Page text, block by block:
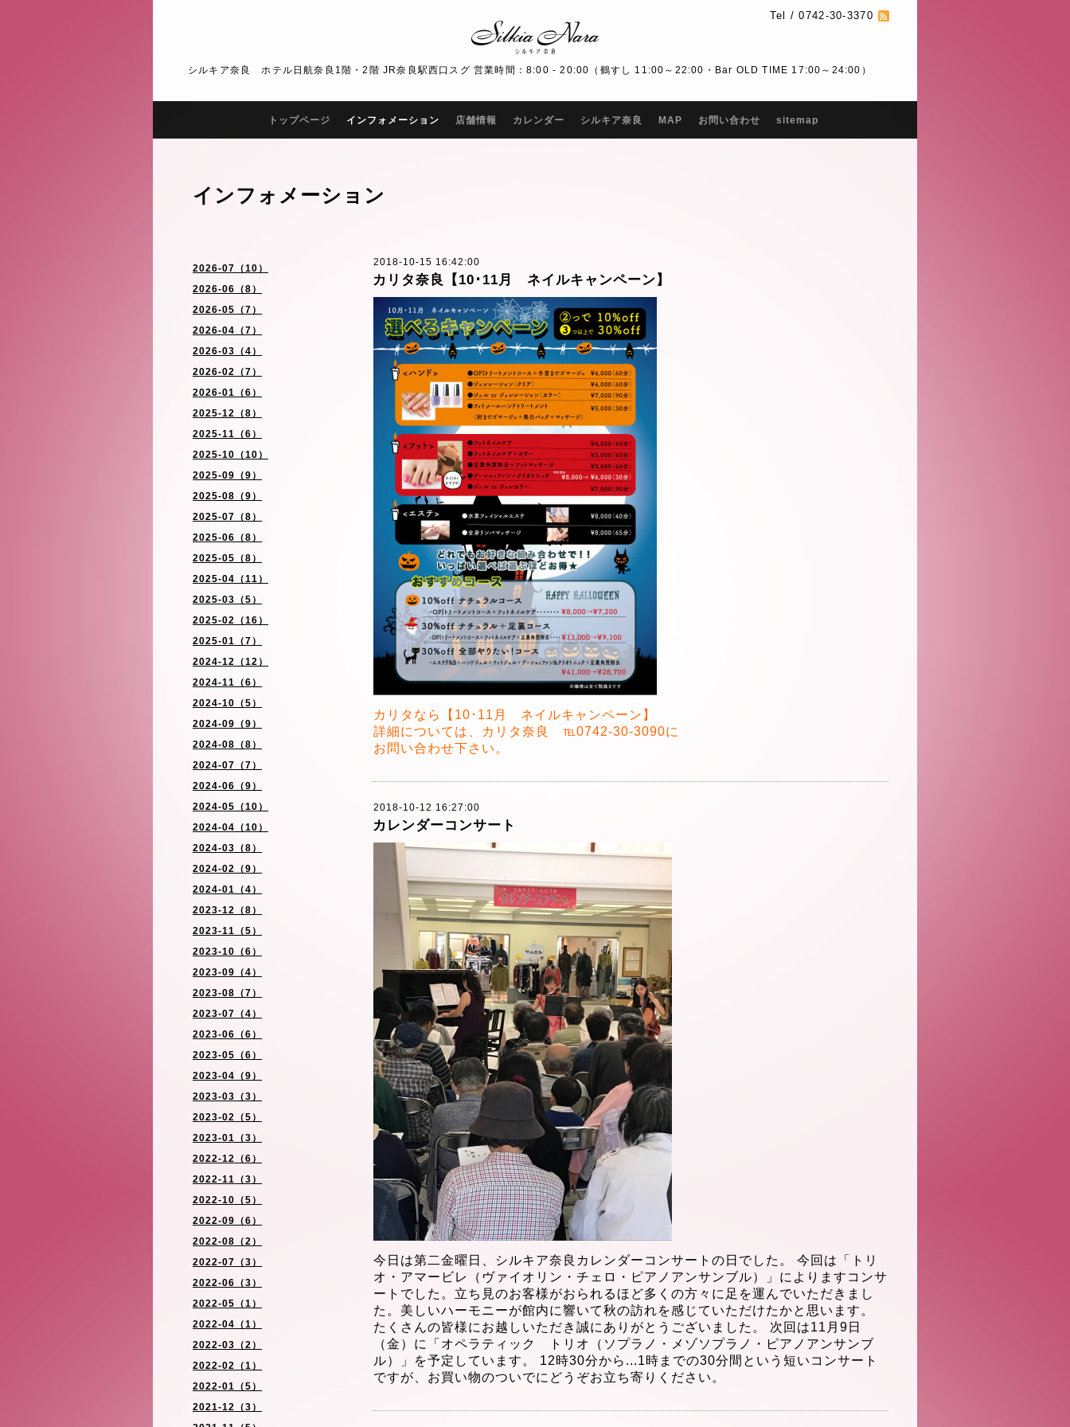
Tel / 0742-30-3370
シルキア奈良 ホテル日航奈良1階・2階 JR奈良駅西口スグ 営業時間：8:00 - 20:00（鶴すし 11:00～22:00・Bar OLD TIME 17:00～24:00）
トップページ インフォメーション 店舗情報 カレンダー シルキア奈良 MAP お問い合わせ sitemap
2026-07（10）
2026-06（8）
2026-05（7）
2026-04（7）
2026-03（4）
2026-02（7）
2026-01（6）
2025-12（8）
2025-11（6）
2025-10（10）
2025-09（9）
2025-08（9）
2025-07（8）
2025-06（8）
2025-05（8）
2025-04（11）
2025-03（5）
2025-02（16）
2025-01（7）
2024-12（12）
2024-11（6）
2024-10（5）
2024-09（9）
2024-08（8）
2024-07（7）
2024-06（9）
2024-05（10）
2024-04（10）
2024-03（8）
2024-02（9）
2024-01（4）
2023-12（8）
2023-11（5）
2023-10（6）
2023-09（4）
2023-08（7）
2023-07（4）
2023-06（6）
2023-05（6）
2023-04（9）
2023-03（3）
2023-02（5）
2023-01（3）
2022-12（6）
2022-11（3）
2022-10（5）
2022-09（6）
2022-08（2）
2022-07（3）
2022-06（3）
2022-05（1）
2022-04（1）
2022-03（2）
2022-02（1）
2022-01（5）
2021-12（3）
インフォメーション
2018-10-15 16:42:00
カリタ奈良【10･11月 ネイルキャンペーン】
カリタなら【10･11月 ネイルキャンペーン】
詳細については、カリタ奈良 ℡0742-30-3090に
お問い合わせ下さい。
2018-10-12 16:27:00
カレンダーコンサート
今日は第二金曜日、シルキア奈良カレンダーコンサートの日でした。 今回は「トリ
オ・アマービレ（ヴァイオリン・チェロ・ピアノアンサンブル）
」によりますコンサ
ートでした。立ち見のお客様がおられるほど多くの方々に足を運んでいただきまし
た。美しいハーモニーが館内に響いて秋の訪れを感じていただけたかと思います。
たくさんの皆様にお越しいただき誠にありがとうございました。 次回は11月9日
（金）に「オペラティック トリオ（ソプラノ・メゾソプラノ・ピアノアンサンブ
ル）」を予定しています。 12時30分から...1時までの30分間という短いコンサート
ですが、お買い物のついでにどうぞお立ち寄りください。